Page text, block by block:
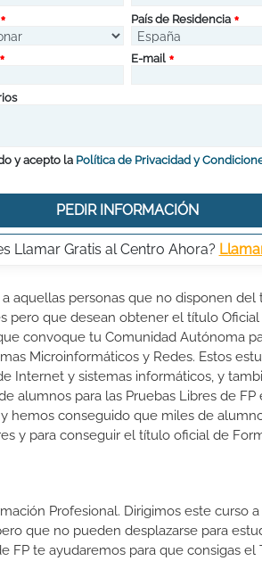
País de Residencia
E-mail
y acepto la Política de Privacidad y
PEDIR INFORMACIÓN
Llamar Gratis al Centro Ahora?
aquellas personas que no disponen del
pero que desean obtener el título Oficial
convoque tu Comunidad Autónoma
Microinformáticos y Redes. Estos
Internet y sistemas informáticos, y
alumnos para las Pruebas Libres de FP
hemos conseguido que miles de
y para conseguir el título oficial de
Profesional. Dirigimos este curso
que no pueden desplazarse para
FP te ayudaremos para que consigas el